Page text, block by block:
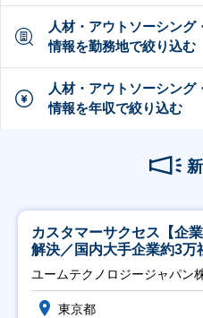
人材・アウトソーシング
情報を勤務地で絞り込む
人材・アウトソーシング
情報を年収で絞り込む
カスタマーサクセス【企
解決／国内大手企業約3万
ユームテクノロジージャパン
東京都